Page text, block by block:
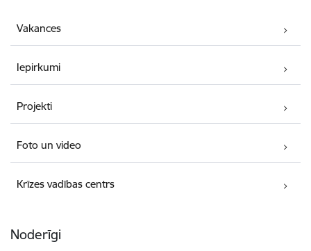
Vakances
Iepirkumi
Projekti
Foto un video
Krīzes vadības centrs
Noderīgi